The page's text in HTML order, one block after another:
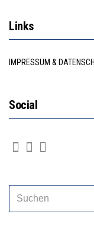
Links
IMPRESSUM &
Social